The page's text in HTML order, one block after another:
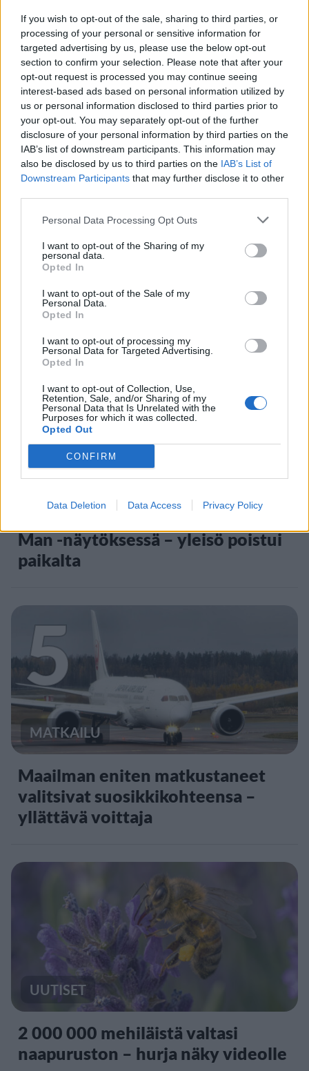
If you wish to opt-out of the sale, sharing to third parties, or
processing of your personal or sensitive information for
targeted advertising by us, please use the below opt-out
section to confirm your selection. Please note that after your
opt-out request is processed you may continue seeing
interest-based ads based on personal information utilized by
us or personal information disclosed to third parties prior to
your opt-out. You may separately opt-out of the further
disclosure of your personal information by third parties on the
IAB’s list of downstream participants. This information may
also be disclosed by us to third parties on the IAB’s List of
Downstream Participants that may further disclose it to other
Personal Data Processing Opt Outs
I want to opt-out of the Sharing of my
personal data.
Opted In
I want to opt-out of the Sale of my
Personal Data.
Opted In
I want to opt-out of processing my
Personal Data for Targeted Advertising.
Opted In
I want to opt-out of Collection, Use,
Retention, Sale, and/or Sharing of my
Personal Data that Is Unrelated with the
Purposes for which it was collected.
Opted Out
CONFIRM
Data Deletion Data Access Privacy Policy
Finnairin lennoista osan lentää
jatkossa toinen lentoyhtiö –
matkustajille tärkeä rajoitus
3
UUTISET
ulkomaanmatkan vuoksi
4
VIIHDEUUTISET
Man -näytöksessä – yleisö poistui
paikalta
5
MATKAILU
Maailman eniten matkustaneet
valitsivat suosikkikohteensa –
yllättävä voittaja
UUTISET
2 000 000 mehiläistä valtasi
naapuruston – hurja näky videolle